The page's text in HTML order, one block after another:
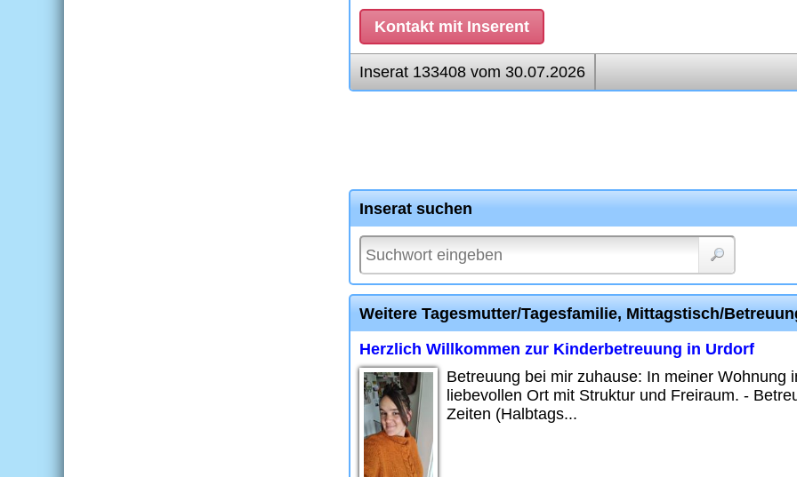
Kontakt mit Inserent
Inserat 133408 vom 30.07.2026
Inserat suchen
Weitere Tagesmutter/Tagesfamilie, Mittagstisch/
Herzlich Willkommen zur Kinderbetreuung in Urdorf
Betreuung bei mir zuhause: In meiner
liebevollen Ort mit Struktur und Freiraum. -
Zeiten (Halbtags...